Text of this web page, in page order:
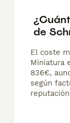
de
El coste
Miniatura
836€,
según